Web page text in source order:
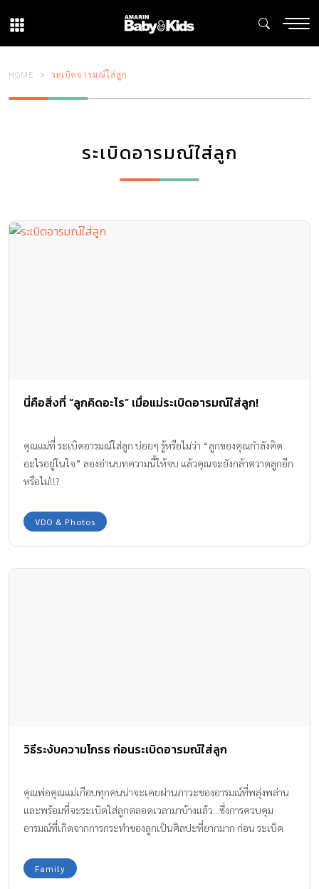
HOME ระเบิดอารมณ์ใส่ลูก
ระเบิดอารมณ์ใส่ลูก
นี่คือสิ่งที่ “ลูกคิดอะไร” เมื่อแม่ระเบิดอารมณ์ใส่ลูก!
คุณแม่ที่ ระเบิดอารมณ์ใส่ลูก บ่อยๆ รู้หรือไม่ว่า “ลูกของคุณกำลังคิด
อะไรอยู่ในใจ” ลองอ่านบทความนี้ให้จบ แล้วคุณจะยังกล้าตวาดลูกอีก
หรือไม่!!?
VDO & Photos
วิธีระงับความโกรธ ก่อนระเบิดอารมณ์ใส่ลูก
คุณพ่อคุณแม่เกือบทุกคนน่าจะเคยผ่านภาวะของอารมณ์ที่พลุ่งพล่าน
และพร้อมที่จะระเบิดใส่ลูกตลอดเวลามาบ้างแล้ว...ซึ่งการควบคุม
อารมณ์ที่เกิดจากการกระทำของลูกเป็นศิลปะที่ยากมาก ก่อน ระเบิด
Family